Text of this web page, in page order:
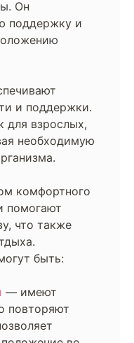
Он
поддержку и
и поддержки.
для взрослых,
необходимую
комфортного
помогают
что также
быть:
— имеют
повторяют